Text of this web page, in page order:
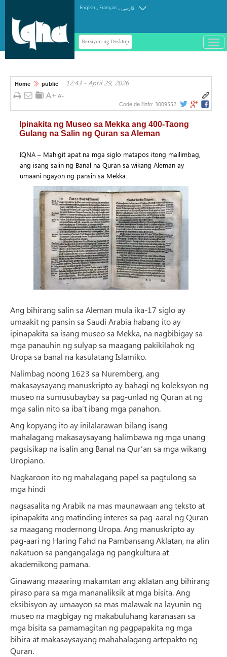
English . Français.فارسی
Bersiyon ng Desktop
باز
و
Home public 12:43 - April 29, 2026
Code de l'info: 3009552
Ipinakita ng Museo sa Mekka ang 400-Taong
Gulang na Salin ng Quran sa Aleman
IQNA – Mahigit apat na mga siglo matapos itong mailimbag,
ang isang salin ng Banal na Quran sa wikang Aleman ay
umaani ngayon ng pansin sa Mekka.
Ang bihirang salin sa Aleman mula ika-17 siglo ay
umaakit ng pansin sa Saudi Arabia habang ito ay
ipinapakita sa isang museo sa Mekka, na nagbibigay sa
mga panauhin ng sulyap sa maagang pakikilahok ng
Uropa sa banal na kasulatang Islamiko.
Nalimbag noong 1623 sa Nuremberg, ang
makasaysayang manuskripto ay bahagi ng koleksyon ng
museo na sumusubaybay sa pag-unlad ng Quran at ng
mga salin nito sa iba’t ibang mga panahon.
Ang kopyang ito ay inilalarawan bilang isang
mahalagang makasaysayang halimbawa ng mga unang
pagsisikap na isalin ang Banal na Qur’an sa mga wikang
Uropiano.
Nagkaroon ito ng mahalagang papel sa pagtulong sa
mga hindi
nagsasalita ng Arabik na mas maunawaan ang teksto at
ipinapakita ang matinding interes sa pag-aaral ng Quran
sa maagang modernong Uropa. Ang manuskripto ay
pag-aari ng Haring Fahd na Pambansang Aklatan, na alin
nakatuon sa pangangalaga ng pangkultura at
akademikong pamana.
Ginawang maaaring makamtan ang aklatan ang bihirang
piraso para sa mga mananaliksik at mga bisita. Ang
eksibisyon ay umaayon sa mas malawak na layunin ng
museo na magbigay ng makabuluhang karanasan sa
mga bisita sa pamamagitan ng pagpapakita ng mga
bihira at makasaysayang mahahalagang artepakto ng
Quran.